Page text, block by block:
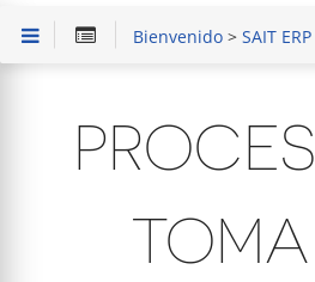
Bienvenido> SAIT ERP